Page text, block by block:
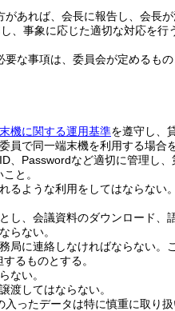
あれば、会長に報告し、会長が
、事象に応じた適切な対応を行
な事項は、委員会が定めるもの
機に関する運用基準を遵守し、
で同一端末機を利用する場合
Passwordなど適切に管理し
と。
ような利用をしてはならない
、会議資料のダウンロード、
らない。
に連絡しなければならない。
るものとする。
ない。
してはならない。
ったデータは特に慎重に取り